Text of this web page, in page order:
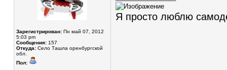
Зарегистрирован: Пн май 07, 2012
5:03 pm
Сообщения: 157
Откуда: Село Ташла оренбургской
обл.
Пол:
Я просто люблю